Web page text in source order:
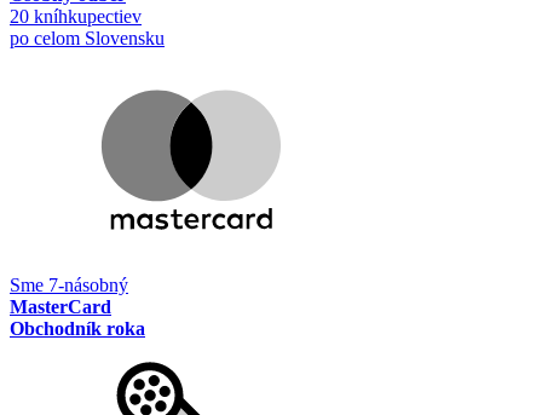
20 kníhkupectiev
po celom Slovensku
Sme 7-násobný
MasterCard
Obchodník roka